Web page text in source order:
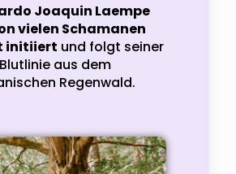
Joaquin Laempe
vielen Schamanen
initiiert und folgt seiner
aus dem
Regenwald.